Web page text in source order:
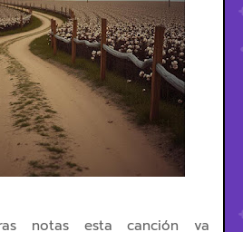
notas esta canción va